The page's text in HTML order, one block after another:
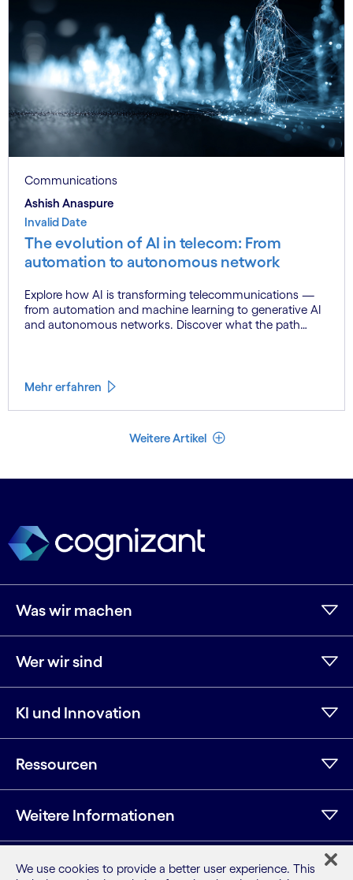
Communications
Ashish Anaspure
Invalid Date
The evolution of AI in telecom: From
automation to autonomous network
Explore how AI is transforming telecommunications —
from automation and machine learning to generative AI
and autonomous networks. Discover what the path
Mehr erfahren
Weitere Artikel Weniger Artikel
Was wir machen
Wer wir sind
KI und Innovation
Ressourcen
Weitere Informationen
We use cookies to provide a better user experience. This